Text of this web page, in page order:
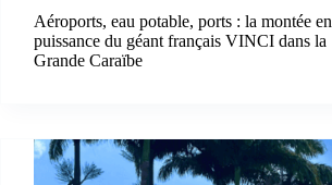
Aéroports, eau potable, ports : la montée en
puissance du géant français VINCI dans la
Grande Caraïbe